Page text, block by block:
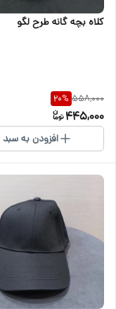
کلاه بچه گانه طرح لگو
558,000
20%
445,000
افزودن به سبد